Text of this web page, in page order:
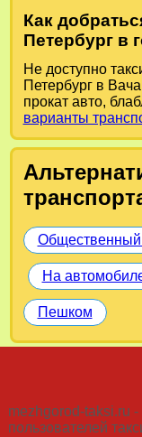
Как
Петербург в
Не доступно
Петербург в
прокат авто,
варианты
Общественный
На
Пешком
mezhgorod-taksi.ru
пользователей